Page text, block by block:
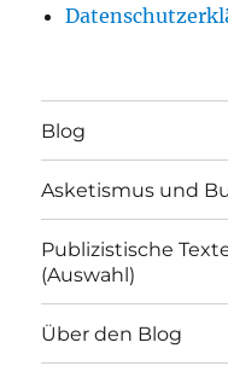
Blog
Asketismus und
Publizistische
(Auswahl)
Über den Blog